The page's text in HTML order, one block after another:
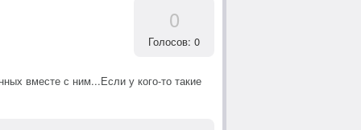
0
Голосов: 0
вместе с ним...Если у кого-то такие